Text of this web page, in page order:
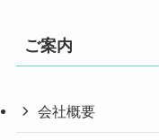
ご案内
会社概要